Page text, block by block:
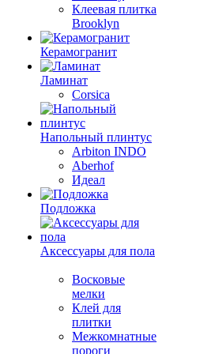
Клеевая плитка
Brooklyn
Керамогранит
Ламинат
Corsica
Напольный плинтус
Arbiton INDO
Aberhof
Идеал
Подложка
Аксессуары для пола
Восковые
мелки
Клей для
плитки
Межкомнатные
пороги